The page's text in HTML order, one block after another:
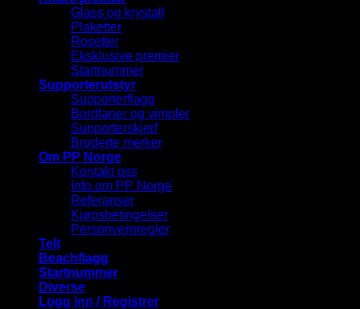
Glass og krystall
Plaketter
Rosetter
Eksklusive premier
Startnummer
Supporterutstyr
Supporterflagg
Bordfaner og vimpler
Supporterskjerf
Broderte merker
Om PP Norge
Kontakt oss
Info om PP Norge
Referanser
Kjøpsbetingelser
Personvernregler
Telt
Beachflagg
Startnummer
Diverse
Logg inn / Registrer